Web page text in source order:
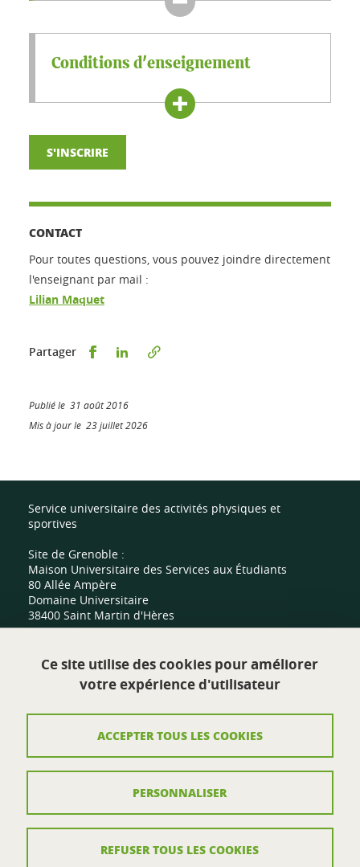
Conditions d'enseignement
S'INSCRIRE
CONTACT
Pour toutes questions, vous pouvez joindre directement
l'enseignant par mail :
Lilian Maquet
Partager Partager sur Facebook
Partager sur LinkedIn
Publié le 31 août 2016
Mis à jour le 23 juillet 2026
Service universitaire des activités physiques et
sportives
Site de Grenoble :
Maison Universitaire des Services aux Étudiants
80 Allée Ampère
Domaine Universitaire
38400 Saint Martin d'Hères
Site de Valence :
Centre sportif universitaire
Route de Malissard
Contact
Mentions légales
Ce site utilise des cookies pour améliorer
votre expérience d'utilisateur
ACCEPTER TOUS LES COOKIES
REFUSER TOUS LES COOKIES
PERSONNALISER